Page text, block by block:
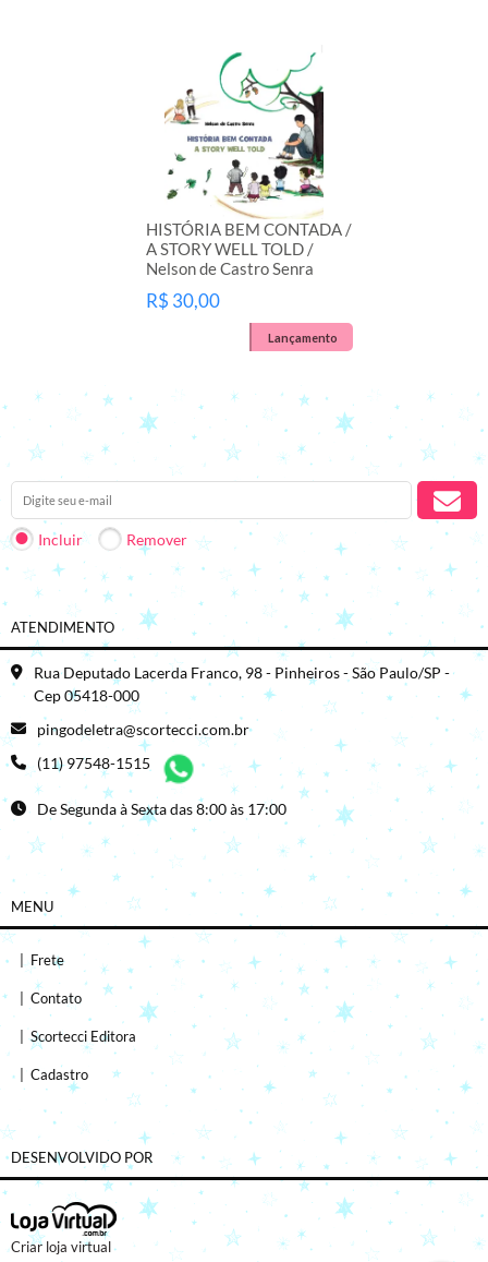
HISTÓRIA BEM CONTADA /
A STORY WELL TOLD /
Nelson de Castro Senra
R$ 30,00
Lançamento
Receba nossas novidades em seu e-mail.
Incluir Remover
ATENDIMENTO
Rua Deputado Lacerda Franco, 98 - Pinheiros - São Paulo/SP -
Cep 05418-000
pingodeletra@scortecci.com.br
(11) 97548-1515
De Segunda à Sexta das 8:00 às 17:00
MENU
| Frete
| Contato
| Scortecci Editora
| Cadastro
DESENVOLVIDO POR
Criar loja virtual